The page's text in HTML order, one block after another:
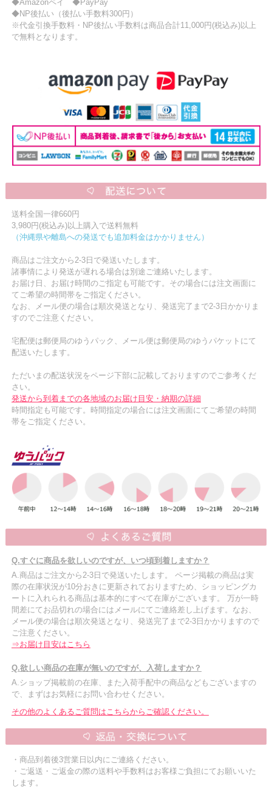
◆Amazonペイ ◆PayPay
◆NP後払い（後払い手数料300円）
※代金引換手数料・NP後払い手数料は商品合計11,000円(税込み)以上
で無料となります。
送料全国一律660円
3,980円(税込み)以上購入で送料無料
（沖縄県や離島への発送でも追加料金はかかりません）
商品はご注文から2-3日で発送いたします。
諸事情により発送が遅れる場合は別途ご連絡いたします。
お届け日、お届け時間のご指定も可能です。その場合には注文画面に
てご希望の時間帯をご指定ください。
なお、メール便の場合は順次発送となり、発送完了まで2-3日かかりま
すのでご注意ください。
宅配便は郵便局のゆうパック、メール便は郵便局のゆうパケットにて
配送いたします。
ただいまの配送状況をページ下部に記載しておりますのでご参考くだ
さい。
発送から到着までの各地域のお届け目安・納期の詳細
時間指定も可能です。時間指定の場合には注文画面にてご希望の時間
帯をご指定ください。
Q.すぐに商品を欲しいのですが、いつ頃到着しますか？
A.商品はご注文から2-3日で発送いたします。 ページ掲載の商品は実
際の在庫状況が10分おきに更新されておりますため、ショッピングカ
ートに入れられる商品は基本的にすべて在庫がございます。 万が一時
間差にてお品切れの場合にはメールにてご連絡差し上げます。なお、
メール便の場合は順次発送となり、発送完了まで2-3日かかりますので
ご注意ください。
⇒お届け目安はこちら
Q.欲しい商品の在庫が無いのですが、入荷しますか？
A.ショップ掲載前の在庫、また入荷手配中の商品などもございますの
で、まずはお気軽にお問い合わせください。
その他のよくあるご質問はこちらからご確認ください。
・商品到着後3営業日以内にご連絡ください。
・ご返送・ご返金の際の送料や手数料はお客様ご負担にてお願いいた
します。